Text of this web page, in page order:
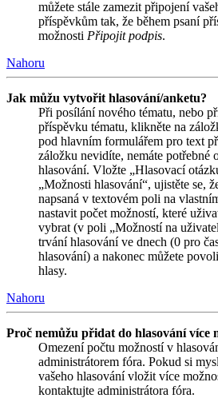
můžete stále zamezit připojení
příspěvkům tak, že během psaní
možnosti Připojit podpis.
Nahoru
Jak můžu vytvořit hlasování/anketu?
Při posílání nového tématu, nebo
příspěvku tématu, klikněte na
pod hlavním formulářem pro text
záložku nevidíte, nemáte potřebné
hlasování. Vložte „Hlasovací
„Možnosti hlasování“, ujistěte se,
napsaná v textovém poli na
nastavit počet možností, které
vybrat (v poli „Možností na
trvání hlasování ve dnech (0 pro
hlasování) a nakonec můžete
hlasy.
Nahoru
Proč nemůžu přidat do hlasování více
Omezení počtu možností v
administrátorem fóra. Pokud si
vašeho hlasování vložit více
kontaktujte administrátora fóra.